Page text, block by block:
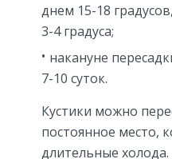
днем 15-18
3-4 градуса;
накануне
7-10 суток.
Кустики можно
постоянное место,
длительные